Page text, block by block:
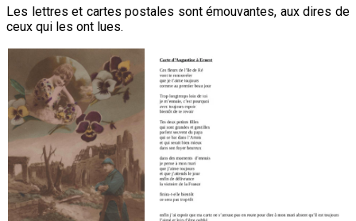
Les lettres et cartes postales sont émouvantes, aux dires de
ceux qui les ont lues.